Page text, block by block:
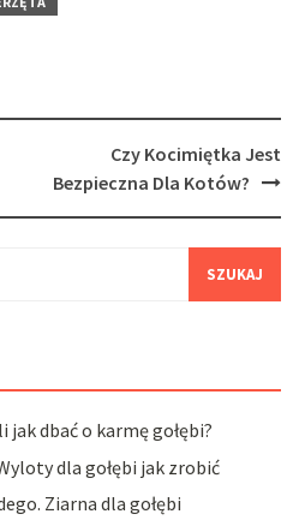
Czy Kocimiętka Jest
Bezpieczna Dla Kotów?
jak dbać o karmę gołębi?
dla gołębi jak zrobić
Ziarna dla gołębi